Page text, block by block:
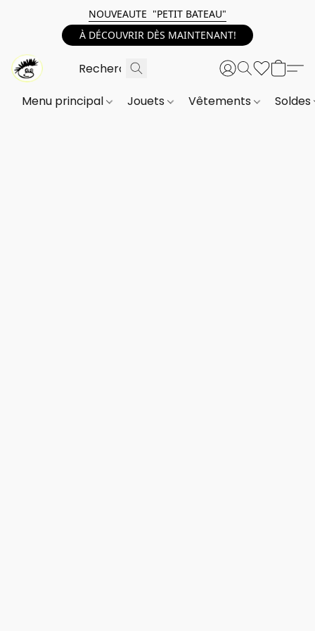
NOUVEAUTE "PETIT BATEAU"
À DÉCOUVRIR DÈS MAINTENANT!
Menu principal Jouets Vêtements Soldes